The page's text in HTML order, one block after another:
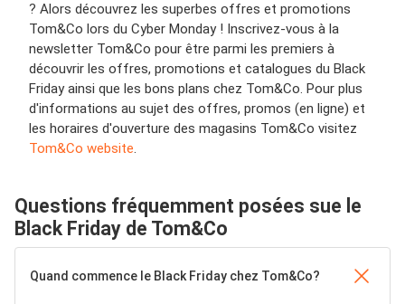
? Alors découvrez les superbes offres et promotions
Tom&Co lors du Cyber Monday ! Inscrivez-vous à la
newsletter Tom&Co pour être parmi les premiers à
découvrir les offres, promotions et catalogues du Black
Friday ainsi que les bons plans chez Tom&Co. Pour plus
d'informations au sujet des offres, promos (en ligne) et
les horaires d'ouverture des magasins Tom&Co visitez
Tom&Co website.
Questions fréquemment posées sue le
Black Friday de Tom&Co
Quand commence le Black Friday chez Tom&Co?